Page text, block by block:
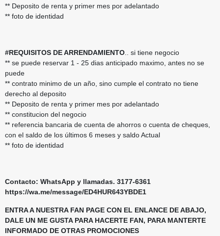
** Deposito de renta y primer mes por adelantado
** foto de identidad
#REQUISITOS DE ARRENDAMIENTO .. si tiene negocio
** se puede reservar 1 - 25 dias anticipado maximo, antes no se
puede
** contrato minimo de un año, sino cumple el contrato no tiene
derecho al deposito
** Deposito de renta y primer mes por adelantado
** constitucion del negocio
** referencia bancaria de cuenta de ahorros o cuenta de cheques,
con el saldo de los últimos 6 meses y saldo Actual
** foto de identidad
Contacto: WhatsApp y llamadas. 3177-6361
https://wa.me/message/ED4HUR643YBDE1
ENTRA A NUESTRA FAN PAGE CON EL ENLANCE DE ABAJO,
DALE UN ME GUSTA PARA HACERTE FAN, PARA MANTERTE
INFORMADO DE OTRAS PROMOCIONES